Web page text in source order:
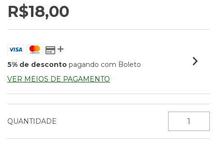
R$18,00
5% de desconto pagando com Boleto
VER MEIOS DE PAGAMENTO
QUANTIDADE